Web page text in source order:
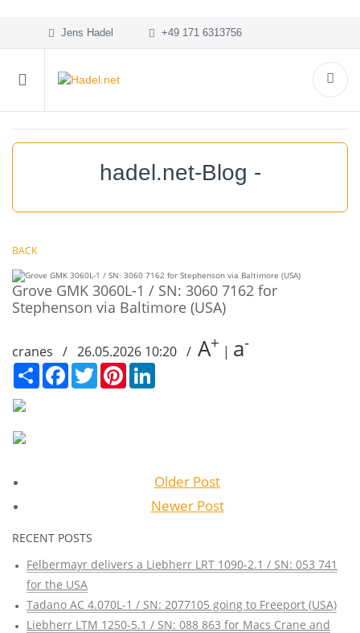
Jens Hadel +49 171 6313756
hadel.net-Blog -
BACK
Grove GMK 3060L-1 / SN: 3060 7162 for
Stephenson via Baltimore (USA)
cranes / 26.05.2026 10:20 / A+ | a-
СподелиFacebookTwitter Pinterest
Older Post
Newer Post
RECENT POSTS
Felbermayr delivers a Liebherr LRT 1090-2.1 / SN: 053 741
for the USA
Tadano AC 4.070L-1 / SN: 2077105 going to Freeport (USA)
Liebherr LTM 1250-5.1 / SN: 088 863 for Macs Crane and